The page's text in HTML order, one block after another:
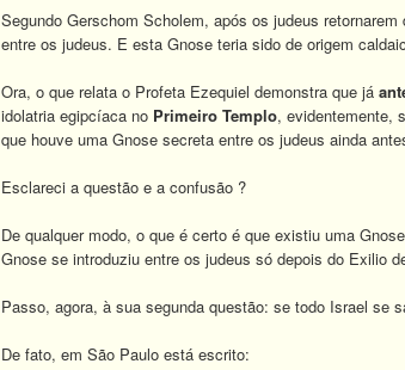
Segundo Gerschom Scholem, após os judeus
entre os judeus. E esta Gnose teria sido de origem
Ora, o que relata o Profeta Ezequiel demonstra que já
idolatria egipcíaca no Primeiro Templo, evidentemente,
que houve uma Gnose secreta entre os judeus ainda
Esclareci a questão e a confusão ?
De qualquer modo, o que é certo é que existiu uma
Gnose se introduziu entre os judeus só depois do Exilio
Passo, agora, à sua segunda questão: se todo Israel se
De fato, em São Paulo está escrito: